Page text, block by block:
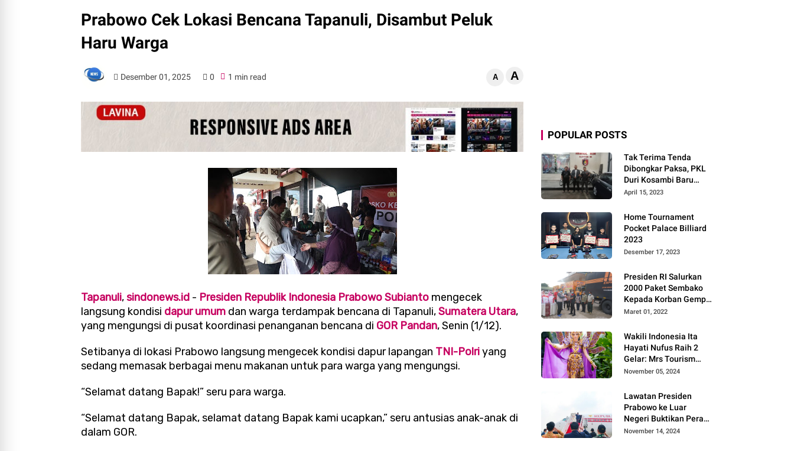
Prabowo Cek Lokasi Bencana Tapanuli, Disambut Peluk
Haru Warga
Desember 01, 2025 0 1 min read A A
Tapanuli,sindonews.id - Presiden Republik Indonesia Prabowo Subianto mengecek
langsung kondisi dapur umum dan warga terdampak bencana di Tapanuli,Sumatera Utara,
yang mengungsi di pusat koordinasi penanganan bencana di GOR Pandan, Senin (1/12).
Setibanya di lokasi Prabowo langsung mengecek kondisi dapur lapangan TNI-Polriyang
sedang memasak berbagai menu makanan untuk para warga yang mengungsi.
“Selamat datang Bapak!” seru para warga.
“Selamat datang Bapak, selamat datang Bapak kami ucapkan,” seru antusias anak-anak di
dalam GOR.
POPULAR POSTS
Tak Terima Tenda
Dibongkar Paksa, PKL
Duri Kosambi Baru
Gugat PT MD
April 15, 2023
Home Tournament
Pocket Palace Billiard
2023
Desember 17, 2023
Presiden RI Salurkan
2000 Paket Sembako
Kepada Korban Gempa
di Pasaman Barat
Maret 01, 2022
Wakili Indonesia Ita
Hayati Nufus Raih 2
Gelar: Mrs Tourism
2024 dan Fourth
Worldwide
International 2024, di
Pemilihan Mrs
Worldwide 2024
November 05, 2024
Lawatan Presiden
Prabowo ke Luar
Negeri Buktikan Peran
Strategis Indonesia di
November 14, 2024